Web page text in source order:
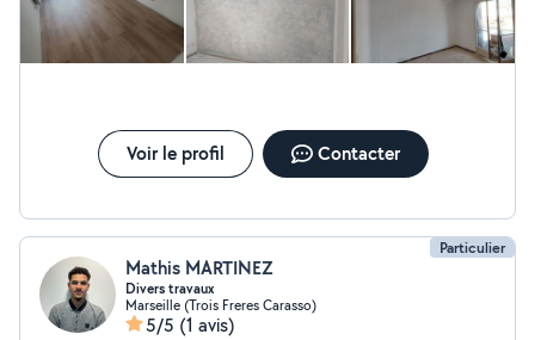
Voir le profil Contacter
Particulier
Mathis MARTINEZ
Divers travaux
Marseille (Trois Freres Carasso)
5/5 (1 avis)